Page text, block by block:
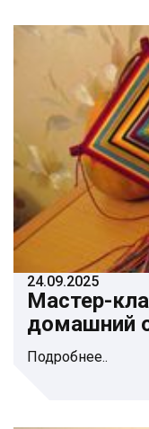
24.09.2025
Мастер-
домашний
Подробнее..